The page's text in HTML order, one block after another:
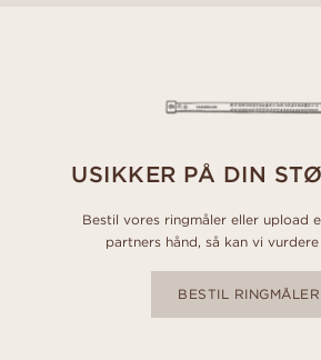
USIKKER PÅ DIN
Bestil vores ringmåler eller upload
partners hånd, så kan vi
BESTIL RINGMÅLER